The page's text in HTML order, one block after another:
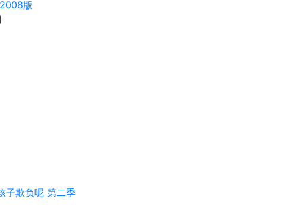
版
子欺负呢 第二季